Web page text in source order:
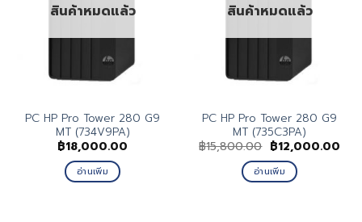
สินค้าหมดแล้ว
PC HP Pro Tower 280 G9
MT (734V9PA)
฿18,000.00
อ่านเพิ่ม
สินค้าหมดแล้ว
PC HP Pro Tower 280 G9
MT (735C3PA)
฿15,800.00 Original
price
was:
฿15,800.00.
฿12,000.00
อ่านเพิ่ม